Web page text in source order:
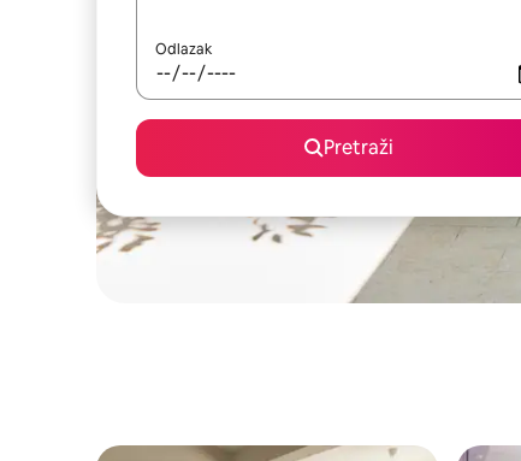
Odlazak
Pretraži